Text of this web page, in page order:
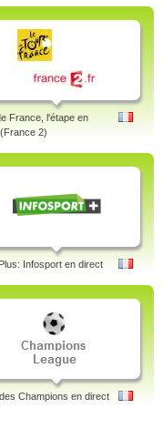
France, l'étape en
2)
Infosport en direct
Champions en direct